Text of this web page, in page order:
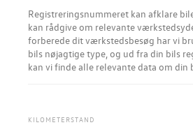
Registreringsnummeret kan afklare
kan rådgive om relevante værkstedsydelser.​ For
forberede dit værkstedsbesøg har vi
bils nøjagtige type, og ud fra din bils
kan vi finde alle relevante data om din
KILOMETERSTAND